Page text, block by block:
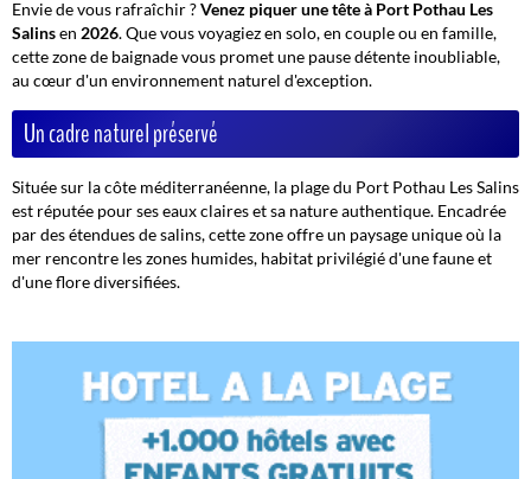
Envie de vous rafraîchir ?Venez piquer une tête à Port Pothau Les
Salinsen 2026. Que vous voyagiez en solo, en couple ou en famille,
cette zone de baignade vous promet une pause détente inoubliable,
au cœur d'un environnement naturel d'exception.
Un cadre naturel préservé
Située sur la côte méditerranéenne, la plage du Port Pothau Les Salins
est réputée pour ses eaux claires et sa nature authentique. Encadrée
par des étendues de salins, cette zone offre un paysage unique où la
mer rencontre les zones humides, habitat privilégié d'une faune et
d'une flore diversifiées.